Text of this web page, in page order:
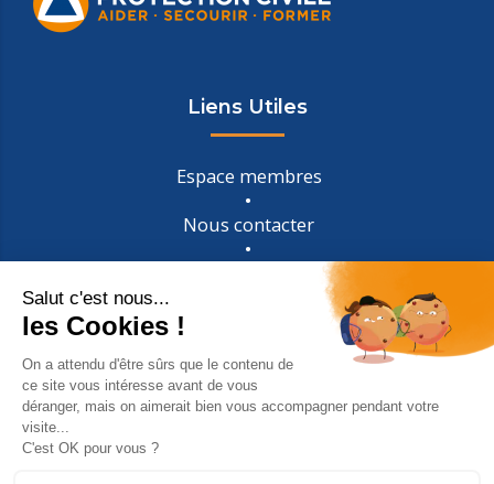
Liens Utiles
Espace membres
Nous contacter